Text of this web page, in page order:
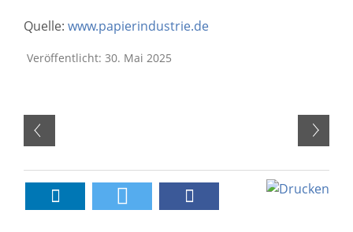
Quelle: www.papierindustrie.de
Veröffentlicht: 30. Mai 2025